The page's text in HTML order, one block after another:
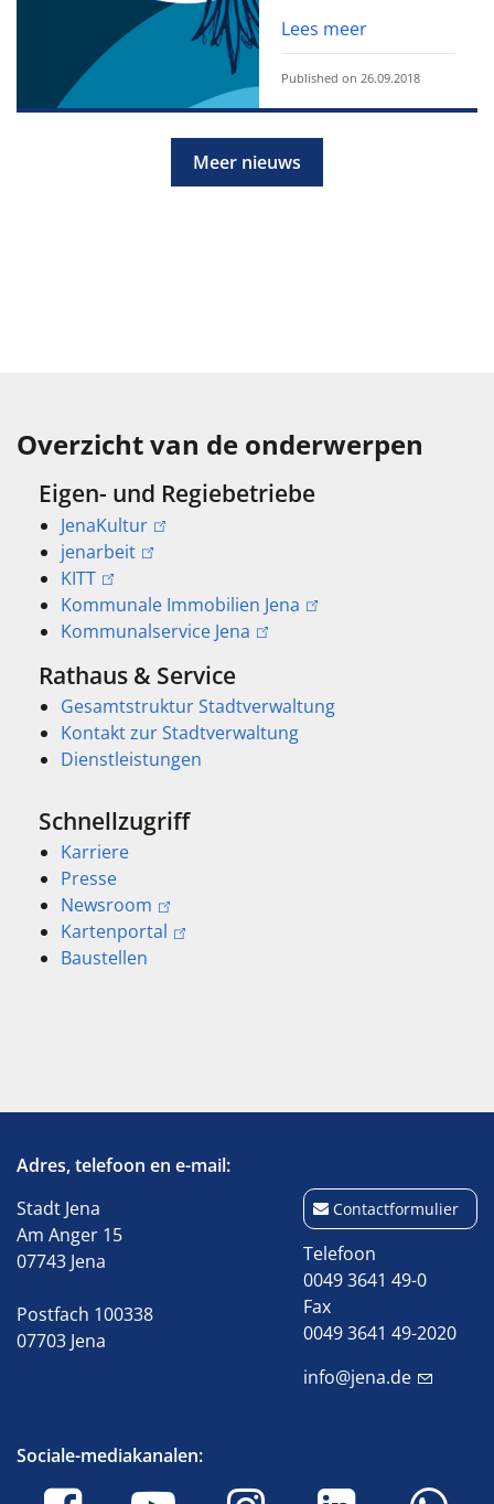
Lees meer
Published on 26.09.2018
Meer nieuws
Overzicht van de onderwerpen
Eigen- und Regiebetriebe
JenaKultur
jenarbeit
KITT
Kommunale Immobilien Jena
Kommunalservice Jena
Rathaus & Service
Gesamtstruktur Stadtverwaltung
Kontakt zur Stadtverwaltung
Dienstleistungen
Schnellzugriff
Karriere
Presse
Newsroom
Kartenportal
Baustellen
Adres, telefoon en e-mail:
Stadt Jena
Am Anger 15
07743 Jena
Postfach 100338
07703 Jena
Contactformulier
Telefoon
0049 3641 49-0
Fax
0049 3641 49-2020
info@jena.de
Sociale-mediakanalen: